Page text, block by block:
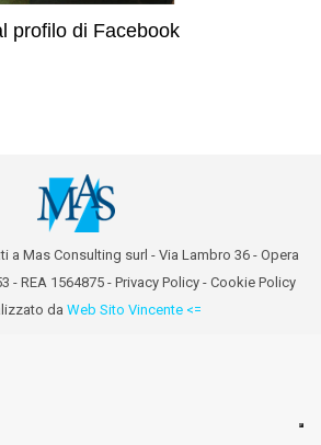
profilo di Facebook
a Mas Consulting surl - Via Lambro 36 - Opera
- REA 1564875 - Privacy Policy - Cookie Policy
da Web Sito Vincente <=